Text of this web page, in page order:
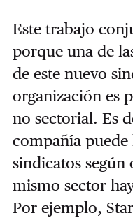
Este trabajo
porque una de
de este nuevo
organización es
no sectorial. Es
compañía
sindicatos
mismo sector
Por ejemplo,